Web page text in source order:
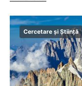
Cercetare și Știință